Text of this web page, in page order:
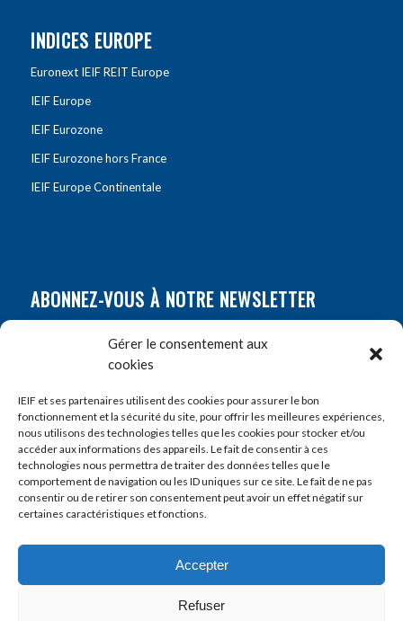
Gérer le consentement aux
cookies
IEIF et ses partenaires utilisent des cookies pour assurer le bon
fonctionnement et la sécurité du site, pour offrir les meilleures expériences,
nous utilisons des technologies telles que les cookies pour stocker et/ou
accéder aux informations des appareils. Le fait de consentir à ces
technologies nous permettra de traiter des données telles que le
comportement de navigation ou les ID uniques sur ce site. Le fait de ne pas
consentir ou de retirer son consentement peut avoir un effet négatif sur
certaines caractéristiques et fonctions.
Accepter
Refuser
INDICES EUROPE
Euronext IEIF REIT Europe
IEIF Europe
IEIF Eurozone
IEIF Eurozone hors France
IEIF Europe Continentale
ABONNEZ-VOUS À NOTRE NEWSLETTER
Prénom*
E-mail*